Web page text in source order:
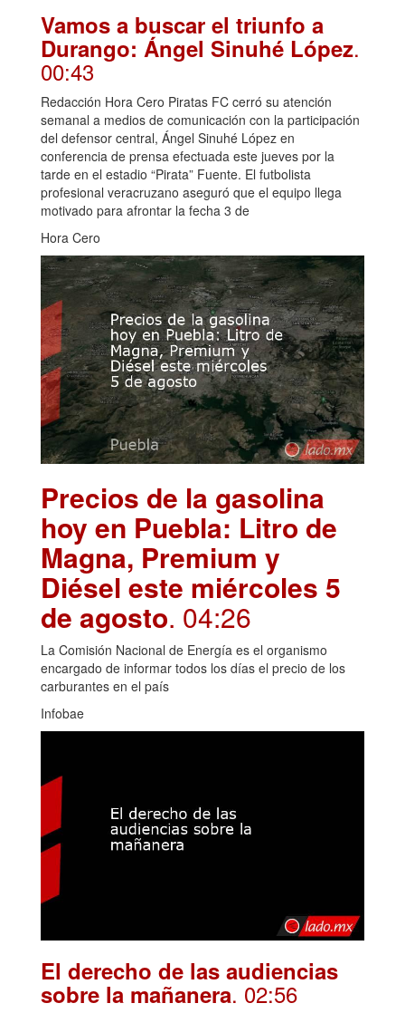
Vamos a buscar el triunfo a
Durango: Ángel Sinuhé López.
00:43
Redacción Hora Cero Piratas FC cerró su atención
semanal a medios de comunicación con la participación
del defensor central, Ángel Sinuhé López en
conferencia de prensa efectuada este jueves por la
tarde en el estadio “Pirata” Fuente. El futbolista
profesional veracruzano aseguró que el equipo llega
motivado para afrontar la fecha 3 de
Hora Cero
Precios de la gasolina
hoy en Puebla: Litro de
Magna, Premium y
Diésel este miércoles 5
de agosto. 04:26
La Comisión Nacional de Energía es el organismo
encargado de informar todos los días el precio de los
carburantes en el país
Infobae
El derecho de las audiencias
sobre la mañanera. 02:56